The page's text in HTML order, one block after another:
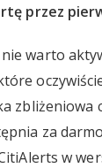
przez
warto
zbliżeniowa
za
w